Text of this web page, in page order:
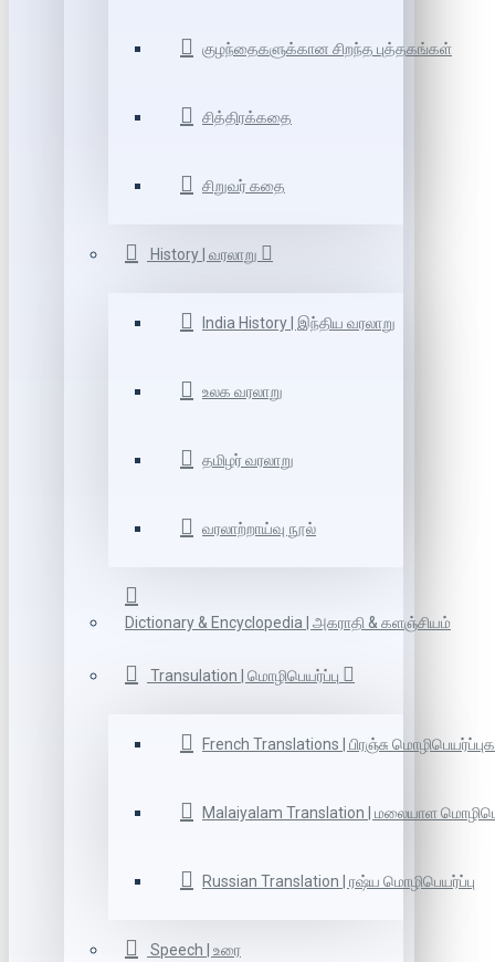
குழந்தைகளுக்கான சிறந்த புத்தகங்கள்
சித்திரக்கதை
சிறுவர் கதை
History | வரலாறு
India History | இந்திய வரலாறு
உலக வரலாறு
தமிழர் வரலாறு
வரலாற்றாய்வு நூல்
Dictionary & Encyclopedia | அகராதி & களஞ்சியம்
Transulation | மொழிபெயர்ப்பு
French Translations | பிரஞ்சு
Malaiyalam Translation | மலையாள
Russian Translation | ரஷ்ய மொழிபெயர்ப்பு
Speech | உரை